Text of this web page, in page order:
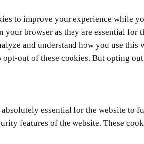
to improve your experience while
your browser as they are essential
and understand how you use
opt-out of these cookies. But opting
absolutely essential for the website to
features of the website. These